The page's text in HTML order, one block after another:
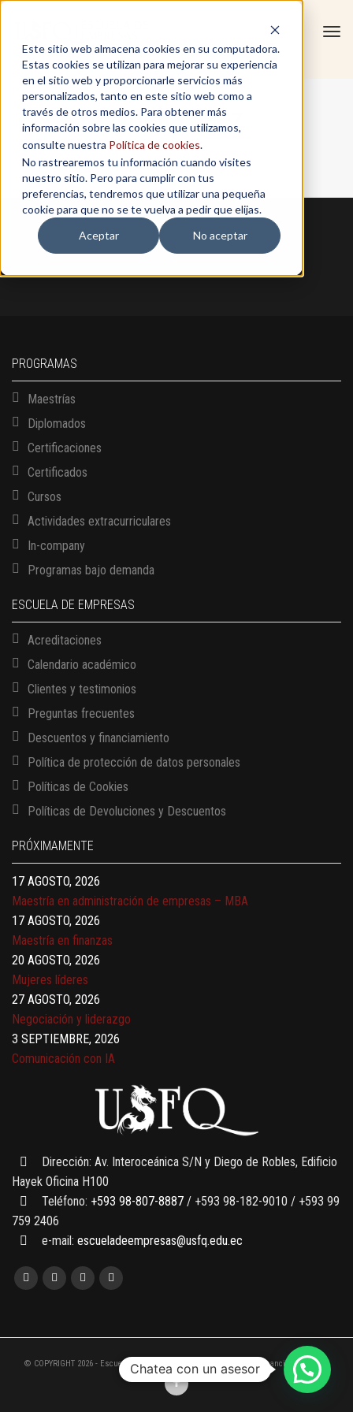
Este sitio web almacena cookies en su computadora.
Estas cookies se utilizan para mejorar su experiencia
en el sitio web y proporcionarle servicios más
personalizados, tanto en este sitio web como a
través de otros medios. Para obtener más
información sobre las cookies que utilizamos,
consulte nuestra Política de cookies.
No rastrearemos tu información cuando visites
nuestro sitio. Pero para cumplir con tus
preferencias, tendremos que utilizar una pequeña
cookie para que no se te vuelva a pedir que elijas.
Aceptar
No aceptar
Noelia Saez
Home / Noelia Saez
PROGRAMAS
Maestrías
Diplomados
Certificaciones
Certificados
Cursos
Actividades extracurriculares
In-company
Programas bajo demanda
ESCUELA DE EMPRESAS
Acreditaciones
Calendario académico
Clientes y testimonios
Preguntas frecuentes
Descuentos y financiamiento
Política de protección de datos personales
Políticas de Cookies
Políticas de Devoluciones y Descuentos
PRÓXIMAMENTE
13 AGOSTO, 2026
17 AGOSTO, 2026
Gerencia de empresas familiares
17 AGOSTO, 2026
Maestría en administración de empresas – MBA
17 AGOSTO, 2026
Maestría en finanzas
20 AGOSTO, 2026
Mujeres líderes
27 AGOSTO, 2026
Negociación y liderazgo
3 SEPTIEMBRE, 2026
Comunicación con IA
Gobernanza de datos
13 AGOSTO, 2026
Finanzas para no financieros
Dirección: Av. Interoceánica S/N y Diego de Robles, Edificio
Hayek Oficina H100
Teléfono: +593 98-807-8887 / +593 98-182-9010 / +593 99
759 2406
e-mail: escueladeempresas@usfq.edu.ec
© COPYRIGHT 2026 - Escuela de Empresas de la Universidad San Francisco de Quito
Chatea con un asesor